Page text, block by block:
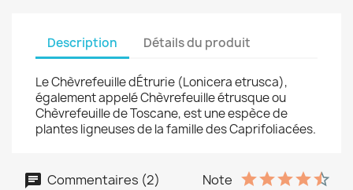
Description Détails du produit
Le Chèvrefeuille dÉtrurie (Lonicera etrusca),
également appelé Chèvrefeuille étrusque ou
Chèvrefeuille de Toscane, est une espèce de
plantes ligneuses de la famille des Caprifoliacées.
Commentaires (2) Note